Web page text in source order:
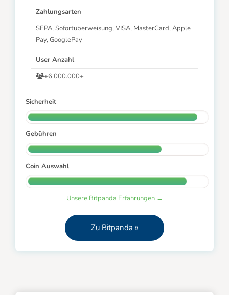
Zahlungsarten
SEPA, Sofortüberweisung, VISA, MasterCard, Apple
Pay, GooglePay
User Anzahl
+6.000.000+
Sicherheit
Gebühren
Coin Auswahl
Unsere Bitpanda Erfahrungen →
Zu Bitpanda »